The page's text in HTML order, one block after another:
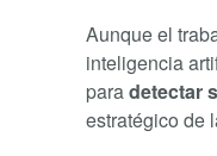
Aunque el
inteligencia
paradetectar
estratégico de